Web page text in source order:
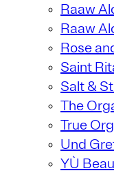
Raaw
Raaw
Rose
Saint
Salt &
The
True
Und
YÙ